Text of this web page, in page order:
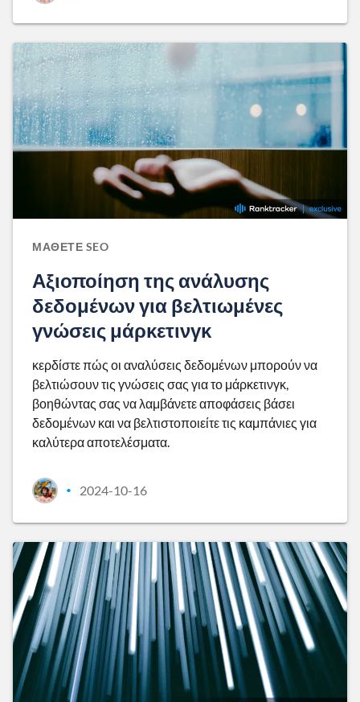
ΜΆΘΕΤΕ SEO
Αξιοποίηση της ανάλυσης
δεδομένων για βελτιωμένες
γνώσεις μάρκετινγκ
κερδίστε πώς οι αναλύσεις δεδομένων μπορούν να
βελτιώσουν τις γνώσεις σας για το μάρκετινγκ,
βοηθώντας σας να λαμβάνετε αποφάσεις βάσει
δεδομένων και να βελτιστοποιείτε τις καμπάνιες για
καλύτερα αποτελέσματα.
• 2024-10-16